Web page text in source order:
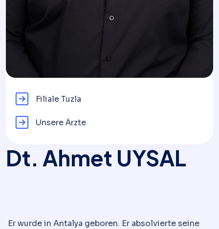
Filiale Tuzla
Unsere Ärzte
Dt. Ahmet UYSAL
Er wurde in Antalya geboren. Er absolvierte seine